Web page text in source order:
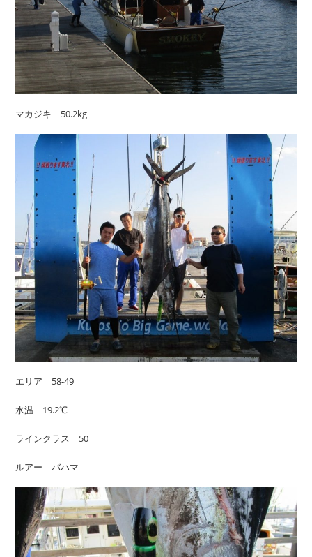
マカジキ 50.2kg
エリア 58-49
水温 19.2℃
ラインクラス 50
ルアー バハマ